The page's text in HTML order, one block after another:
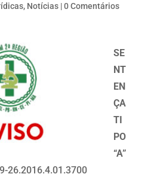
, Notícias|0 Comentários
SE
NT
EN
ÇA
TI
PO
“A”
26.2016.4.01.3700